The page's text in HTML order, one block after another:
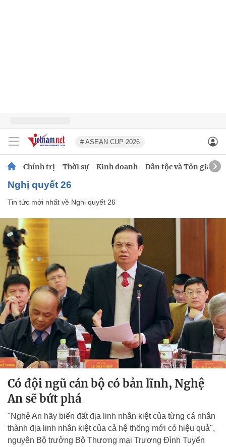
# ASEAN CUP 2026
Chính trị Thời sự Kinh doanh Dân tộc và Tôn giáo
Nghị quyết 26
Tin tức mới nhất về Nghị quyết 26
Có đội ngũ cán bộ có bản lĩnh, Nghệ
An sẽ bứt phá
"Nghệ An hãy biến đất địa linh nhân kiệt của từng cá nhân
thành địa linh nhân kiệt của cả hệ thống mới có hiệu quả",
nguyên Bộ trưởng Bộ Thương mại Trương Đình Tuyển